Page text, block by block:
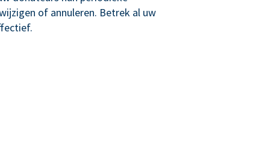
of annuleren. Betrek al uw